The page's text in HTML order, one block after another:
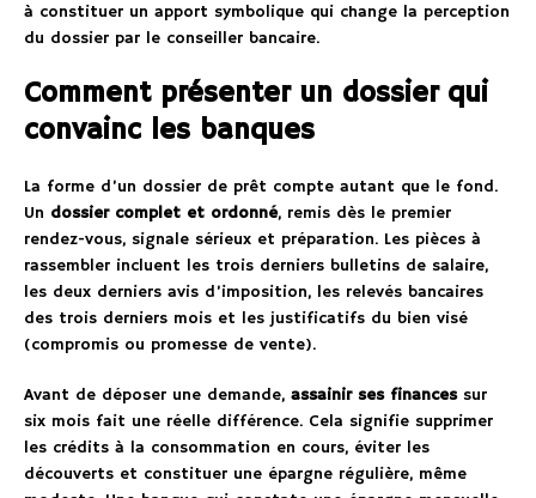
à constituer un apport symbolique qui change la perception
du dossier par le conseiller bancaire.
Comment présenter un dossier qui
convainc les banques
La forme d’un dossier de prêt compte autant que le fond.
Un dossier complet et ordonné, remis dès le premier
rendez-vous, signale sérieux et préparation. Les pièces à
rassembler incluent les trois derniers bulletins de salaire,
les deux derniers avis d’imposition, les relevés bancaires
des trois derniers mois et les justificatifs du bien visé
(compromis ou promesse de vente).
Avant de déposer une demande, assainir ses financessur
six mois fait une réelle différence. Cela signifie supprimer
les crédits à la consommation en cours, éviter les
découverts et constituer une épargne régulière, même